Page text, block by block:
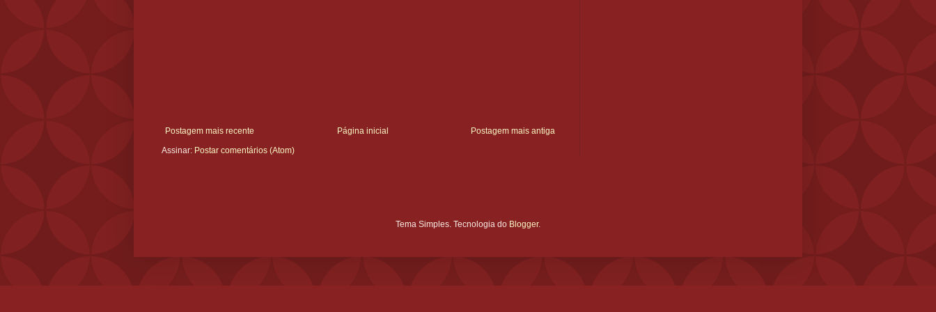
Postagem mais recente Postagem mais antiga
Página inicial
Assinar: Postar comentários (Atom)
Tema Simples. Tecnologia do Blogger.